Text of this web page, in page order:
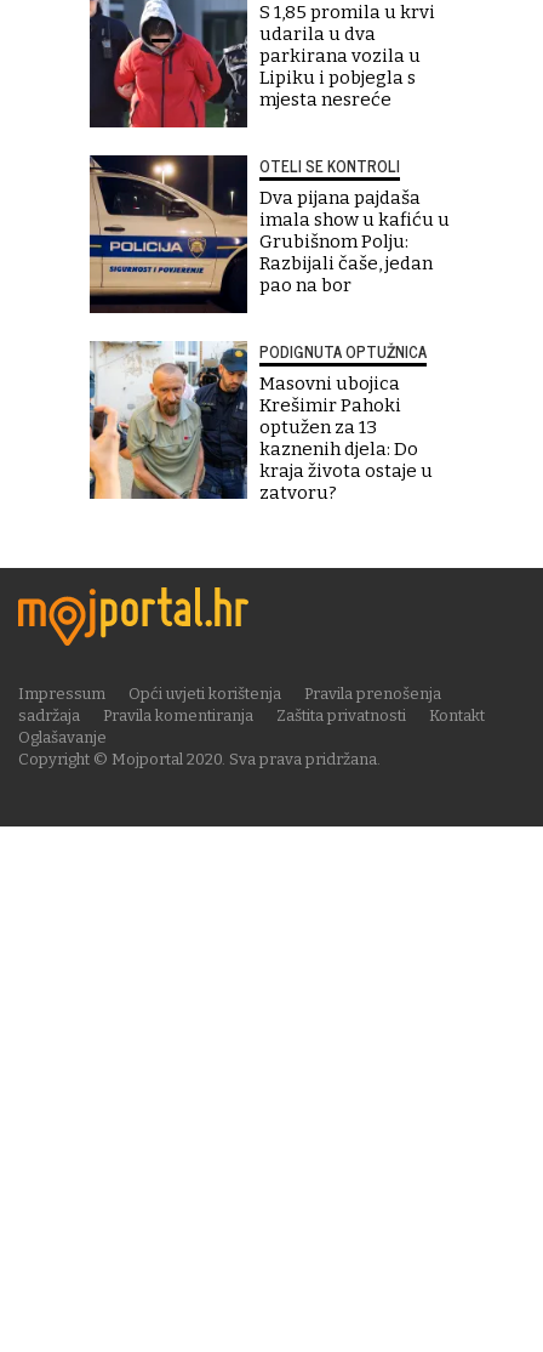
S 1,85 promila u krvi
udarila u dva
parkirana vozila u
Lipiku i pobjegla s
mjesta nesreće
OTELI SE KONTROLI
Dva pijana pajdaša
imala show u kafiću u
Grubišnom Polju:
Razbijali čaše, jedan
pao na bor
PODIGNUTA OPTUŽNICA
Masovni ubojica
Krešimir Pahoki
optužen za 13
kaznenih djela: Do
kraja života ostaje u
zatvoru?
Copyright © Mojportal 2020. Sva prava pridržana.
Impressum Opći uvjeti korištenja
Pravila prenošenja
sadržaja
Pravila komentiranja Zaštita privatnosti
Kontakt
Oglašavanje